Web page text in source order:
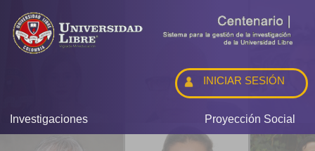
Investigaciones Proyección Social
INICIAR SESIÓN